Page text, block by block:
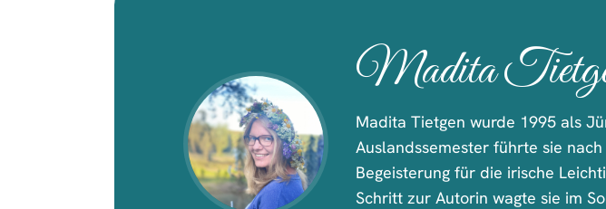
Madita
Madita Tietgen wurde 1995 als
Auslandssemester führte sie
Begeisterung für die irische
Schritt zur Autorin wagte sie im